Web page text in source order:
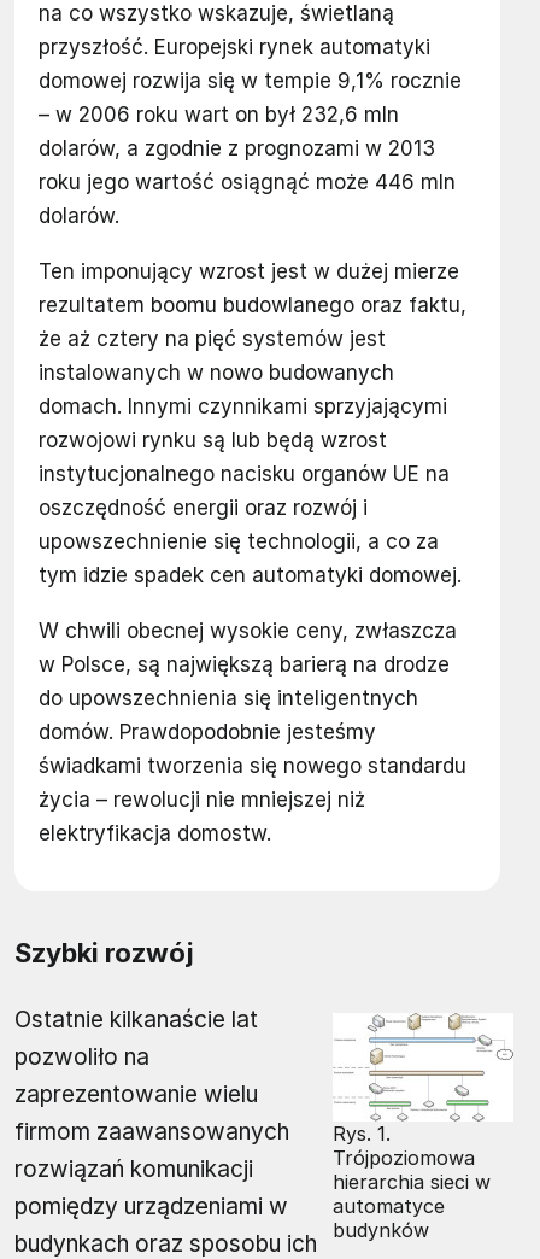
na co wszystko wskazuje, świetlaną
przyszłość. Europejski rynek automatyki
domowej rozwija się w tempie 9,1% rocznie
– w 2006 roku wart on był 232,6 mln
dolarów, a zgodnie z prognozami w 2013
roku jego wartość osiągnąć może 446 mln
dolarów.
Ten imponujący wzrost jest w dużej mierze
rezultatem boomu budowlanego oraz faktu,
że aż cztery na pięć systemów jest
instalowanych w nowo budowanych
domach. Innymi czynnikami sprzyjającymi
rozwojowi rynku są lub będą wzrost
instytucjonalnego nacisku organów UE na
oszczędność energii oraz rozwój i
upowszechnienie się technologii, a co za
tym idzie spadek cen automatyki domowej.
W chwili obecnej wysokie ceny, zwłaszcza
w Polsce, są największą barierą na drodze
do upowszechnienia się inteligentnych
domów. Prawdopodobnie jesteśmy
świadkami tworzenia się nowego standardu
życia – rewolucji nie mniejszej niż
elektryfikacja domostw.
Szybki rozwój
Rys. 1.
Trójpoziomowa
hierarchia sieci w
automatyce
budynków
Ostatnie kilkanaście lat
pozwoliło na
zaprezentowanie wielu
firmom zaawansowanych
rozwiązań komunikacji
pomiędzy urządzeniami w
budynkach oraz sposobu ich